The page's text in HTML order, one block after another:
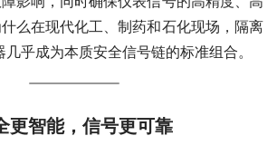
么在现代化工、制药和石化现场，隔离
乎成为本质安全信号链的标准组合。
更智能，信号更可靠